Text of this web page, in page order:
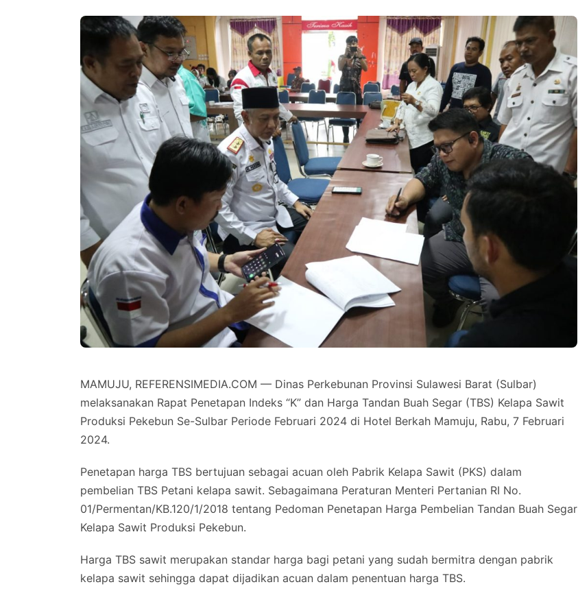
MAMUJU, REFERENSIMEDIA.COM — Dinas Perkebunan Provinsi Sulawesi Barat (Sulbar)
melaksanakan Rapat Penetapan Indeks “K” dan Harga Tandan Buah Segar (TBS) Kelapa Sawit
Produksi Pekebun Se-Sulbar Periode Februari 2024 di Hotel Berkah Mamuju, Rabu, 7 Februari
2024.
Penetapan harga TBS bertujuan sebagai acuan oleh Pabrik Kelapa Sawit (PKS) dalam
pembelian TBS Petani kelapa sawit. Sebagaimana Peraturan Menteri Pertanian RI No.
01/Permentan/KB.120/1/2018 tentang Pedoman Penetapan Harga Pembelian Tandan Buah Segar
Kelapa Sawit Produksi Pekebun.
Harga TBS sawit merupakan standar harga bagi petani yang sudah bermitra dengan pabrik
kelapa sawit sehingga dapat dijadikan acuan dalam penentuan harga TBS.